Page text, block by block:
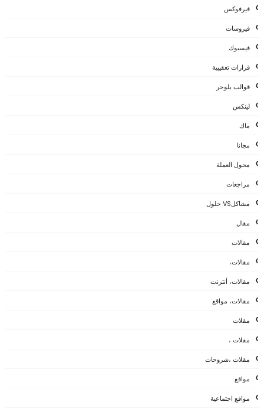
فيرفوكس
فيروسات
فيسبوك
قرارات تعقيبية
قوالب بلوجر
لينكس
ماك
مجانا
محول العملة
مراجعات
مشاكلVS حلول
مقال
مقالات
مقالات،
مقالات، أنترنت
مقالات، مواقع
مقلات
مقلات ،
مقلات ،شروحات
مواقع
مواقع اجتماعية